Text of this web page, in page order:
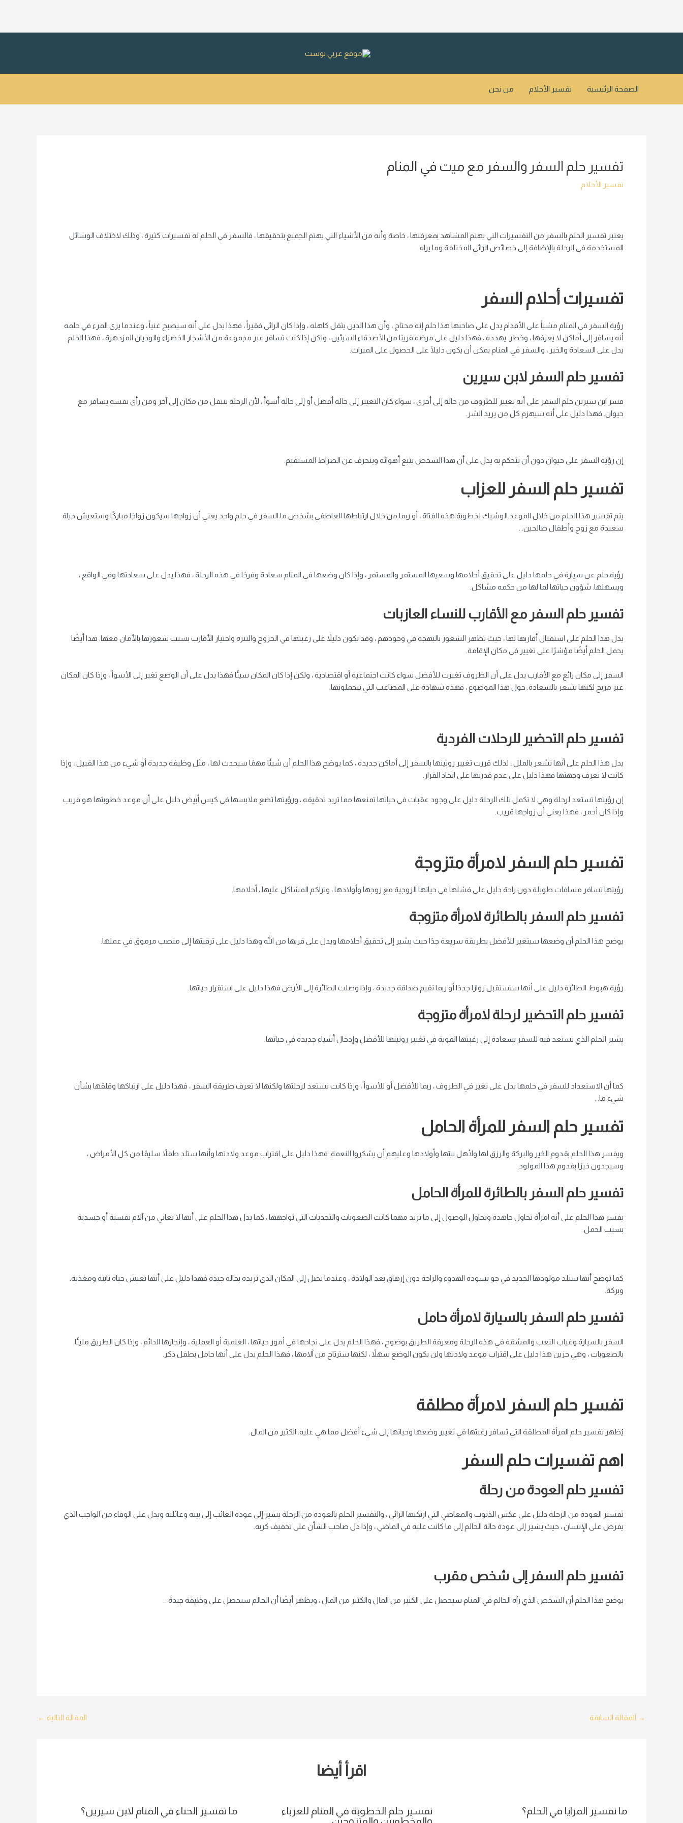
الصفحة الرئيسية تفسير الأحلام من نحن
تفسير حلم السفر والسفر مع ميت في المنام
تفسير الأحلام
يعتبر تفسير الحلم بالسفر من التفسيرات التي يهتم المشاهد بمعرفتها ، خاصة وأنه من الأشياء التي يهتم الجميع بتحقيقها ، فالسفر في الحلم له تفسيرات كثيرة ، وذلك لاختلاف الوسائل
المستخدمة في الرحلة بالإضافة إلى خصائص الرائي المختلفة وما يراه.
تفسيرات أحلام السفر
رؤية السفر في المنام مشياً على الأقدام يدل على صاحبها هذا حلم إنه محتاج ، وأن هذا الدين يثقل كاهله ، وإذا كان الرائي فقيراً ، فهذا يدل على أنه سيصبح غنياً ، وعندما يرى المرء في حلمه
أنه يسافر إلى أماكن لا يعرفها ، وخطر. يهدده ، فهذا دليل على مرضه قريبًا من الأصدقاء السيئين ، ولكن إذا كنت تسافر عبر مجموعة من الأشجار الخضراء والوديان المزدهرة ، فهذا الحلم
يدل على السعادة والخير ، والسفر في المنام يمكن أن يكون دليلًا على الحصول على الميراث.
تفسير حلم السفر لابن سيرين
فسر ابن سيرين حلم السفر على أنه تغيير للظروف من حالة إلى أخرى ، سواء كان التغيير إلى حالة أفضل أو إلى حالة أسوأ ، لأن الرحلة تنتقل من مكان إلى آخر ومن رأى نفسه يسافر مع
حيوان. فهذا دليل على أنه سيهزم كل من يريد الشر.
إن رؤية السفر على حيوان دون أن يتحكم به يدل على أن هذا الشخص يتبع أهوائه وينحرف عن الصراط المستقيم.
تفسير حلم السفر للعزاب
يتم تفسير هذا الحلم من خلال الموعد الوشيك لخطوبة هذه الفتاة ، أو ربما من خلال ارتباطها العاطفي بشخص ما.السفر في حلم واحد يعني أن زواجها سيكون زواجًا مباركًا وستعيش حياة
سعيدة مع زوج وأطفال صالحين. .
رؤية حلم عن سيارة في حلمها دليل على تحقيق أحلامها وسعيها المستمر والمستمر ، وإذا كان وضعها في المنام سعادة وفرحًا في هذه الرحلة ، فهذا يدل على سعادتها وفي الواقع ،
ويسهلها. شؤون حياتها لما لها من حكمه مشاكل.
تفسير حلم السفر مع الأقارب للنساء العازبات
يدل هذا الحلم على استقبال أقاربها لها ، حيث يظهر الشعور بالبهجة في وجودهم ، وقد يكون دليلاً على رغبتها في الخروج والتنزه واختيار الأقارب بسبب شعورها بالأمان معها. هذا أيضًا
يحمل الحلم أيضًا مؤشرًا على تغيير في مكان الإقامة.
السفر إلى مكان رائع مع الأقارب يدل على أن الظروف تغيرت للأفضل سواء كانت اجتماعية أو اقتصادية ، ولكن إذا كان المكان سيئًا فهذا يدل على أن الوضع تغير إلى الأسوأ ، وإذا كان المكان
غير مريح لكنها تشعر بالسعادة. حول هذا الموضوع ، فهذه شهادة على المصاعب التي يتحملونها.
تفسير حلم التحضير للرحلات الفردية
يدل هذا الحلم على أنها تشعر بالملل ، لذلك قررت تغيير روتينها بالسفر إلى أماكن جديدة ، كما يوضح هذا الحلم أن شيئًا مهمًا سيحدث لها ، مثل وظيفة جديدة أو شيء من هذا القبيل ، وإذا
كانت لا تعرف وجهتها فهذا دليل على عدم قدرتها على اتخاذ القرار.
إن رؤيتها تستعد لرحلة وهي لا تكمل تلك الرحلة دليل على وجود عقبات في حياتها تمنعها مما تريد تحقيقه ، ورؤيتها تضع ملابسها في كيس أبيض دليل على أن موعد خطوبتها هو قريب
وإذا كان أحمر ، فهذا يعني أن زواجها قريب.
تفسير حلم السفر لامرأة متزوجة
رؤيتها تسافر مسافات طويلة دون راحة دليل على فشلها في حياتها الزوجية مع زوجها وأولادها ، وتراكم المشاكل عليها ، أحلامها.
تفسير حلم السفر بالطائرة لامرأة متزوجة
يوضح هذا الحلم أن وضعها سيتغير للأفضل بطريقة سريعة جدًا حيث يشير إلى تحقيق أحلامها ويدل على قربها من الله وهذا دليل على ترقيتها إلى منصب مرموق في عملها.
رؤية هبوط الطائرة دليل على أنها ستستقبل زوارًا جددًا أو ربما تقيم صداقة جديدة ، وإذا وصلت الطائرة إلى الأرض فهذا دليل على استقرار حياتها.
تفسير حلم التحضير لرحلة لامرأة متزوجة
يشير الحلم الذي تستعد فيه للسفر بسعادة إلى رغبتها القوية في تغيير روتينها للأفضل وإدخال أشياء جديدة في حياتها.
كما أن الاستعداد للسفر في حلمها يدل على تغير في الظروف ، ربما للأفضل أو للأسوأ ، وإذا كانت تستعد لرحلتها ولكنها لا تعرف طريقة السفر ، فهذا دليل على ارتباكها وقلقها بشأن
شيء ما. .
تفسير حلم السفر للمرأة الحامل
ويفسر هذا الحلم بقدوم الخير والبركة والرزق لها ولأهل بيتها وأولادها وعليهم أن يشكروا النعمة. فهذا دليل على اقتراب موعد ولادتها وأنها ستلد طفلاً سليمًا من كل الأمراض ،
وسيجدون خيرًا بقدوم هذا المولود.
تفسير حلم السفر بالطائرة للمرأة الحامل
يفسر هذا الحلم على أنه امرأة تحاول جاهدة وتحاول الوصول إلى ما تريد مهما كانت الصعوبات والتحديات التي تواجهها ، كما يدل هذا الحلم على أنها لا تعاني من آلام نفسية أو جسدية
بسبب الحمل.
كما توضح أنها ستلد مولودها الجديد في جو يسوده الهدوء والراحة دون إرهاق بعد الولادة ، وعندما تصل إلى المكان الذي تريده بحالة جيدة فهذا دليل على أنها تعيش حياة ثابتة ومغذية.
وبركة.
تفسير حلم السفر بالسيارة لامرأة حامل
السفر بالسيارة وغياب التعب والمشقة في هذه الرحلة ومعرفة الطريق بوضوح ، فهذا الحلم يدل على نجاحها في أمور حياتها ، العلمية أو العملية ، وإنجازها الدائم ، وإذا كان الطريق مليئًا
بالصعوبات ، وهي حزين هذا دليل على اقتراب موعد ولادتها ولن يكون الوضع سهلاً ، لكنها سترتاح من آلامها ، فهذا الحلم يدل على أنها حامل بطفل ذكر.
تفسير حلم السفر لامرأة مطلقة
يُظهر تفسير حلم المرأة المطلقة التي تسافر رغبتها في تغيير وضعها وحياتها إلى شيء أفضل مما هي عليه. الكثير من المال.
اهم تفسيرات حلم السفر
تفسير حلم العودة من رحلة
تفسير العودة من الرحلة دليل على عكس الذنوب والمعاصي التي ارتكبها الرائي ، والتفسير الحلم بالعودة من الرحلة يشير إلى عودة الغائب إلى بيته وعائلته ويدل على الوفاء من الواجب الذي
يفرض على الإنسان ، حيث يشير إلى عودة حالة الحالم إلى ما كانت عليه في الماضي ، وإذا دل صاحب الشأن على تخفيف كربه.
تفسير حلم السفر إلى شخص مقرب
يوضح هذا الحلم أن الشخص الذي رآه الحالم في المنام سيحصل على الكثير من المال والكثير من المال ، ويظهر أيضًا أن الحالم سيحصل على وظيفة جيدة …
Post
→ المقالة السابقة المقالة التالية ←
اقرأ أيضا
ما تفسير المرايا في الحلم؟
تفسير حلم الخطوبة في المنام للعزباء
والمخطوبين والمتزوجين
ما تفسير الحناء في المنام لابن سيرين؟